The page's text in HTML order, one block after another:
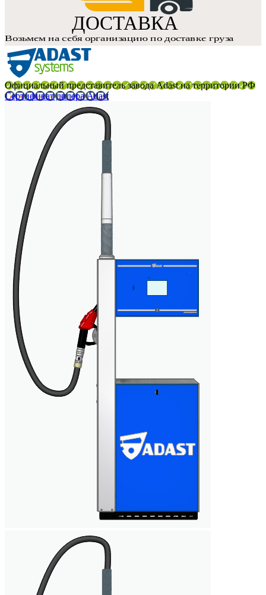
Официальный представитель завода Adast на территории РФ
Сертификат дилера Adast